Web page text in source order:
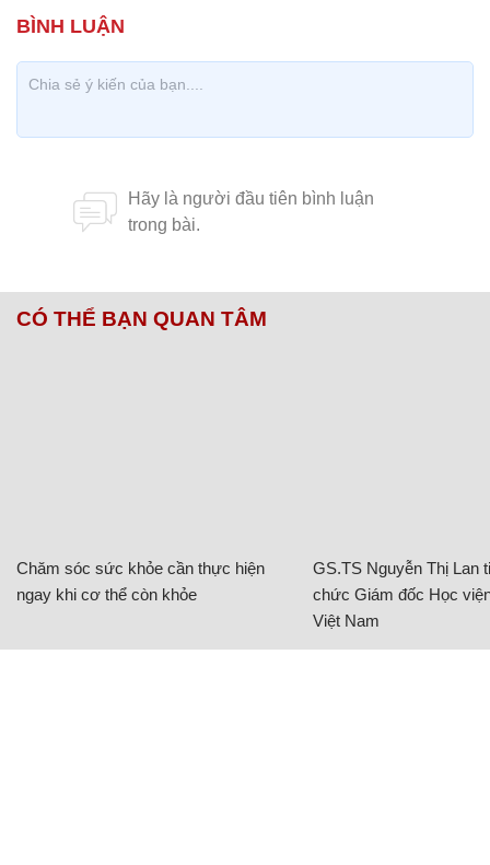
CÓ THỂ BẠN QUAN TÂM
Chăm sóc sức khỏe cần thực hiện
ngay khi cơ thể còn khỏe
GS.TS Nguyễn Thị Lan
chức Giám đốc Học
Việt Nam